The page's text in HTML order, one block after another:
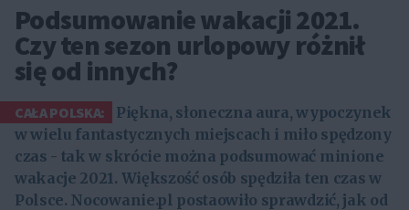
Podsumowanie wakacji 2021.
Czy ten sezon urlopowy różnił
się od innych?
CAŁA POLSKA:
Piękna, słoneczna aura, wypoczynek
w wielu fantastycznych miejscach i miło spędzony
czas - tak w skrócie można podsumować minione
wakacje 2021. Większość osób spędziła ten czas w
Polsce. Nocowanie.pl postaowiło sprawdzić, jak od